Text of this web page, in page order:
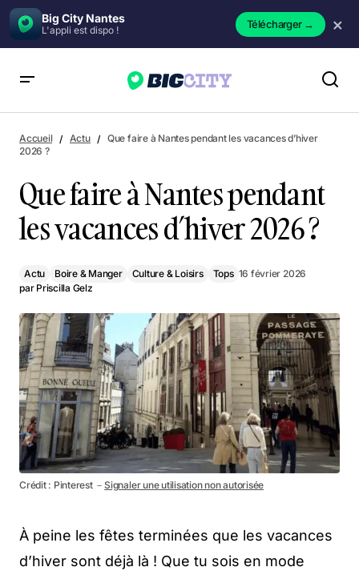
Big City Nantes
L'appli est dispo ! Télécharger→ ×
Accueil Actu
Que faire à Nantes pendant les vacances d’hiver
2026 ?
Que faire à Nantes pendant
les vacances d’hiver 2026 ?
Actu Boire & Manger Culture & Loisirs Tops 16 février 2026
par Priscilla Gelz
Crédit : Pinterest －Signaler une utilisation non autorisée
À peine les fêtes terminées que les vacances
d’hiver sont déjà là ! Que tu sois en mode